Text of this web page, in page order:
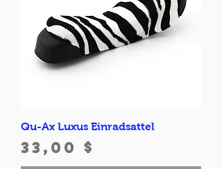
Qu-Ax Luxus Einradsattel
Preis
33,00 $